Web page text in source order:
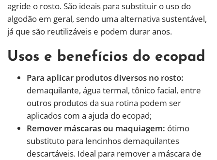
agride o rosto. São ideais para substituir o uso do
algodão em geral, sendo uma alternativa sustentável,
já que são reutilizáveis e podem durar anos.
Usos e benefícios do ecopad
Para aplicar produtos diversos no rosto:
demaquilante, água termal, tônico facial, entre
outros produtos da sua rotina podem ser
aplicados com a ajuda do ecopad;
Remover máscaras ou maquiagem: ótimo
substituto para lencinhos demaquilantes
descartáveis. Ideal para remover a máscara de